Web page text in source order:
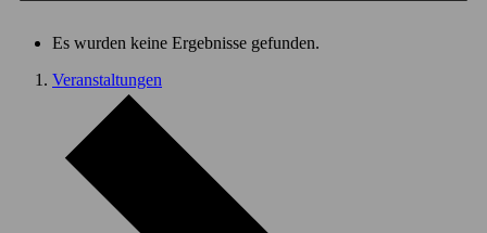
Es wurden keine Ergebnisse gefunden.
Veranstaltungen